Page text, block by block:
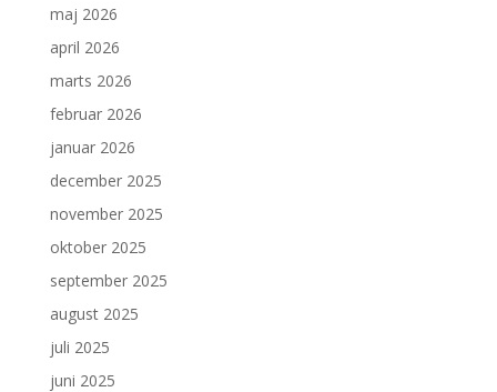
maj 2026
april 2026
marts 2026
februar 2026
januar 2026
december 2025
november 2025
oktober 2025
september 2025
august 2025
juli 2025
juni 2025